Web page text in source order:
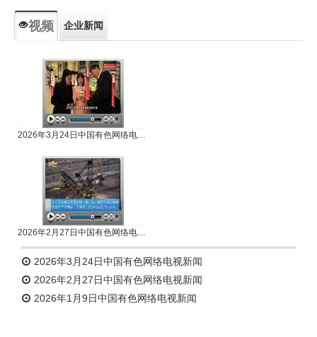
视频 企业新闻
2026年3月24日中国有色网络电视新闻
2026年2月27日中国有色网络电视新闻
2026年3月24日中国有色网络电视新闻
2026年2月27日中国有色网络电视新闻
2026年1月9日中国有色网络电视新闻